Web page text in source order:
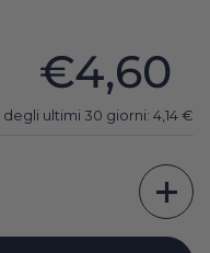
€4,60
degli ultimi 30 giorni: 4,14€